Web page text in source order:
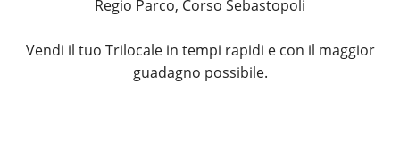
Regio Parco, Corso Sebastopoli
Vendi il tuo Trilocale in tempi rapidi e con il maggior
guadagno possibile.